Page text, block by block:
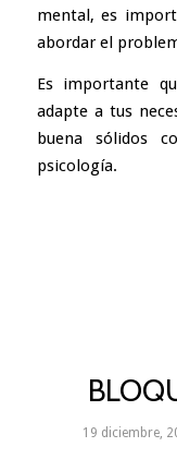
mental, es
abordar el
Es importante
adapte a tus
buena sólidos
psicología.
19 diciembre,